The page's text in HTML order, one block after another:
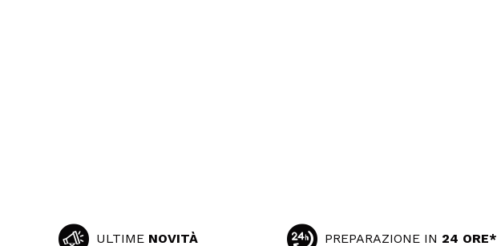
ULTIME NOVITÀ PREPARAZIONE IN 24 ORE*